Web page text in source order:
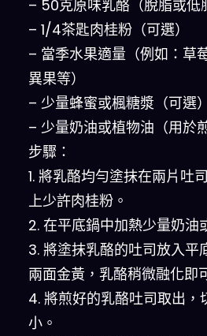
– 50克原味乳酪（脫脂或低
– 1/4茶匙肉桂粉（可選）
– 當季水果適量（例如：草
異果等）
– 少量蜂蜜或楓糖漿（可選）
– 少量奶油或植物油（用於
步驟：
1. 將乳酪均勻塗抹在兩片吐
上少許肉桂粉。
2. 在平底鍋中加熱少量奶油
3. 將塗抹乳酪的吐司放入平
兩面金黃，乳酪稍微融化即
4. 將煎好的乳酪吐司取出，
小。